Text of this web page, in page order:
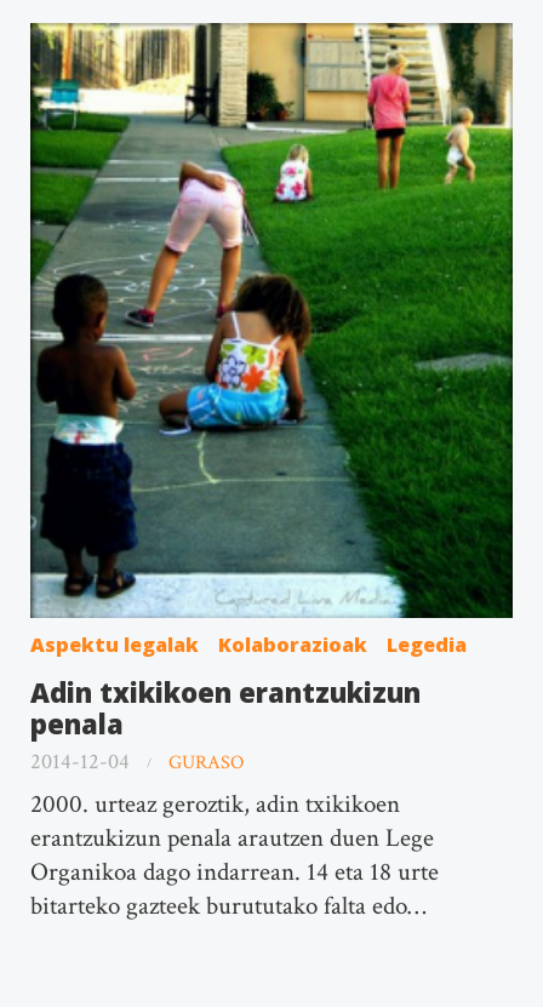
Aspektu legalak Kolaborazioak Legedia
Adin txikikoen erantzukizun
penala
2014-12-04 GURASO
2000. urteaz geroztik, adin txikikoen
erantzukizun penala arautzen duen Lege
Organikoa dago indarrean. 14 eta 18 urte
bitarteko gazteek burututako falta edo…